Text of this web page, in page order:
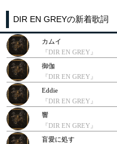
DIR EN GREYの新着歌詞
カムイ
『DIR EN GREY』
御伽
『DIR EN GREY』
Eddie
『DIR EN GREY』
響
『DIR EN GREY』
盲愛に処す